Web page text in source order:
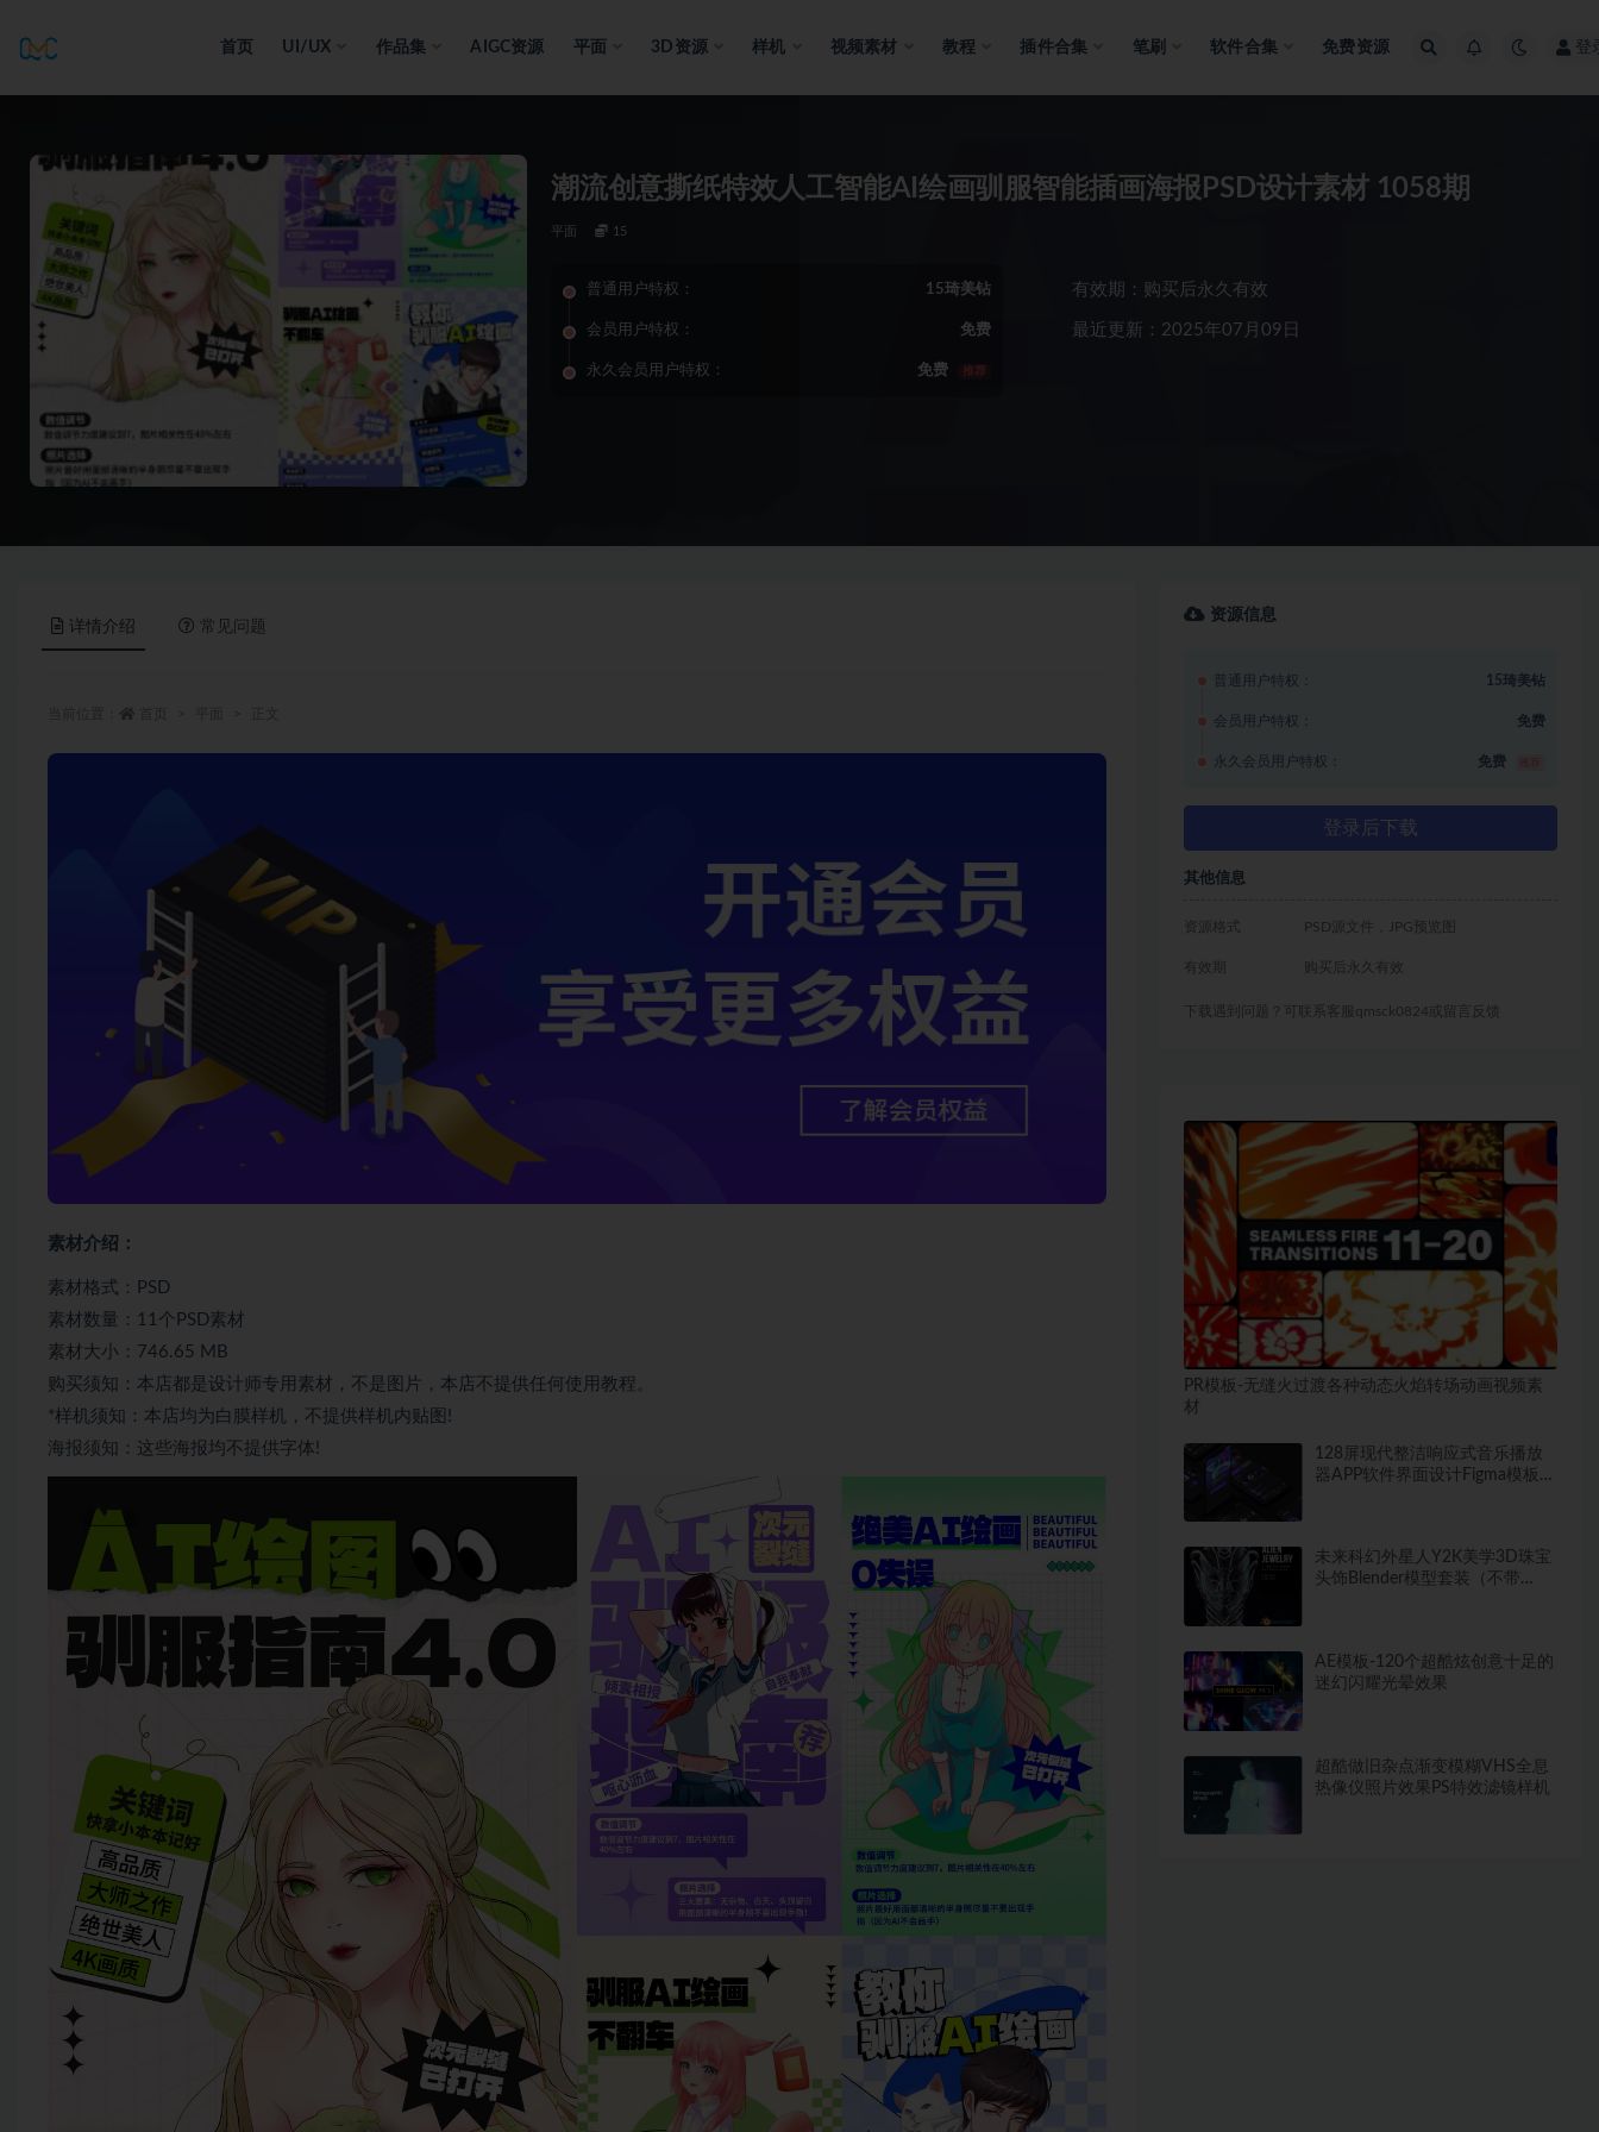
首页 UI/UX 作品集 AIGC资源 平面 3D资源 样机 视频素材 教程 插件合集 笔刷 软件合集 免费资源 登
潮流创意撕纸特效人工智能AI绘画驯服智能插画海报PSD设计素材 1058期
平面 15
普通用户特权： 15琦美钻
会员用户特权： 免费
永久会员用户特权： 免费 推荐
有效期：购买后永久有效
最近更新：2025年07月09日
详情介绍 常见问题
素材介绍：
素材格式：PSD
素材数量：11个PSD素材
素材大小：746.65 MB
购买须知：本店都是设计师专用素材，不是图片，本店不提供任何使用教程。
*样机须知：本店均为白膜样机，不提供样机内贴图!
海报须知：这些海报均不提供字体!
资源信息
普通用户特权： 15琦美钻
会员用户特权： 免费
永久会员用户特权： 免费
登录后下载
其他信息
资源格式 PSD源文件，JPG预览图
有效期 购买后永久有效
下载遇到问题？可联系客服qmsck0824或留言反馈
PR模板-无缝火过渡各种动态火焰转场动画视频素
材
128屏现代整洁响应式音乐播放
器APP软件界面设计Figma模板素
未来科幻外星人Y2K美学3D珠宝
头饰Blender模型套装（不带
AE模板-120个超酷炫创意十足的
迷幻闪耀光晕效果
超酷做旧杂点渐变模糊VHS全息
热像仪照片效果PS特效滤镜样机